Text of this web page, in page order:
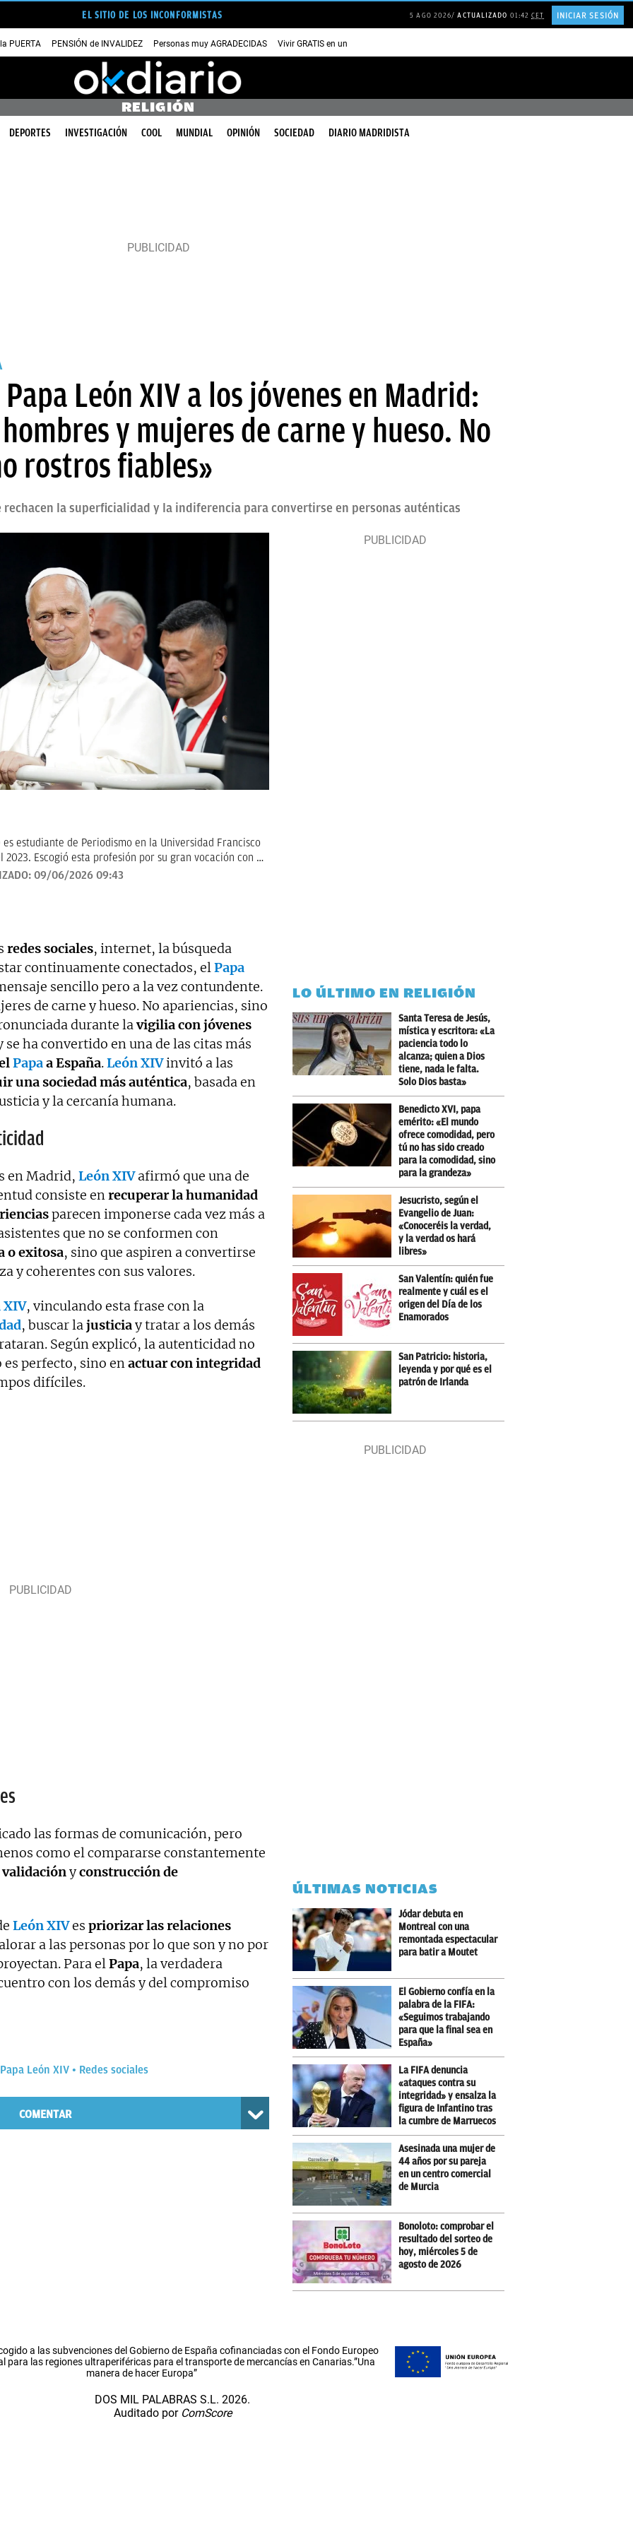
EL SITIO DE LOS INCONFORMISTAS 5 AGO 2026 ACTUALIZADO 01:42CET INICIAR SESIÓN
PUERTA PENSIÓN de INVALIDEZ Personas muy AGRADECIDAS Vivir GRATIS en una ISLA en GRECIA
RELIGIÓN
DEPORTES INVESTIGACIÓN COOL MUNDIAL OPINIÓN SOCIEDAD DIARIO MADRIDISTA
León XIV a los jóvenes en Madrid:
y mujeres de carne y hueso. No
rostros fiables»
rechacen la superficialidad y la indiferencia para convertirse en personas auténticas
es estudiante de Periodismo en la Universidad Francisco
Escogió esta profesión por su gran vocación con la
en día, tiene mucho interés por la historia, deportes
09/06/2026 09:43
redes sociales, internet, la búsqueda
continuamente conectados, elPapa
sencillo pero a la vez contundente.
de carne y hueso. No apariencias, sino
durante lavigilia con jóvenes
se ha convertido en una de las citas más
Papaa España.León XIVinvitó a las
una sociedad más auténtica, basada en
y la cercanía humana.
en Madrid, León XIVafirmó que una de
consiste enrecuperar la humanidad
parecen imponerse cada vez más a
que no se conformen con
o exitosa, sino que aspiren a convertirse
y coherentes con sus valores.
XIV, vinculando esta frase con la
, buscar lajusticiay tratar a los demás
Según explicó, la autenticidad no
perfecto, sino enactuar con integridad
difíciles.
las formas de comunicación, pero
como el compararse constantemente
validaciónyconstrucción de
León XIVes priorizar las relaciones
a las personas por lo que son y no por
Para elPapa, la verdadera
con los demás y del compromiso
Papa León XIV Redes sociales
COMENTAR
LO ÚLTIMO EN RELIGIÓN
Santa Teresa de Jesús,
mística y escritora: «La
paciencia todo lo
alcanza; quien a Dios
tiene, nada le falta.
Solo Dios basta»
Benedicto XVI, papa
emérito: «El mundo
ofrece comodidad, pero
tú no has sido creado
para la comodidad, sino
para la grandeza»
Jesucristo, según el
Evangelio de Juan:
«Conoceréis la verdad,
y la verdad os hará
libres»
San Valentín: quién fue
realmente y cuál es el
origen del Día de los
Enamorados
San Patricio: historia,
leyenda y por qué es el
patrón de Irlanda
ÚLTIMAS NOTICIAS
Jódar debuta en
Montreal con una
remontada espectacular
para batir a Moutet
El Gobierno confía en la
palabra de la FIFA:
«Seguimos trabajando
para que la final sea en
España»
La FIFA denuncia
«ataques contra su
integridad» y ensalza la
figura de Infantino tras
la cumbre de Marruecos
Asesinada una mujer de
44 años por su pareja
en un centro comercial
de Murcia
Bonoloto: comprobar el
resultado del sorteo de
hoy, miércoles 5 de
agosto de 2026
a las subvenciones del Gobierno de España cofinanciadas con el Fondo Europeo
para las regiones ultraperiféricas para el transporte de mercancías en Canarias.”Una
manera de hacer Europa”
DOS MIL PALABRAS S.L. 2026.
Auditado por ComScore